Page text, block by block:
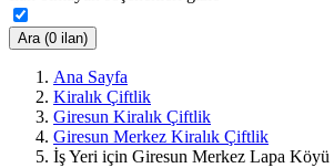
Ara (0 ilan)
Ana Sayfa
Kiralık Çiftlik
Giresun Kiralık Çiftlik
Giresun Merkez Kiralık Çiftlik
İş Yeri için Giresun Merkez Lapa